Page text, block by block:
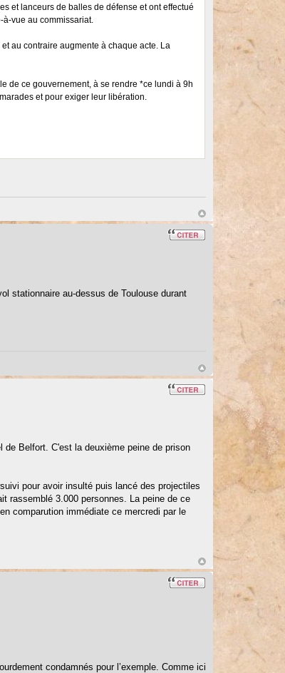
et lanceurs de balles de défense et ont effectué
vue au commissariat.
au contraire augmente à chaque acte. La
de ce gouvernement, à se rendre *ce lundi à 9h
et pour exiger leur libération.
stationnaire au-dessus de Toulouse durant
Belfort. C'est la deuxième peine de prison
pour avoir insulté puis lancé des projectiles
rassemblé 3.000 personnes. La peine de ce
comparution immédiate ce mercredi par le
condamnés pour l’exemple. Comme ici